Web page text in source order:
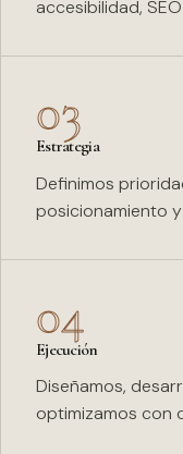
accesibilidad,
03
Estrategia
Definimos
posicionamiento
04
Ejecución
Diseñamos,
optimizamos con